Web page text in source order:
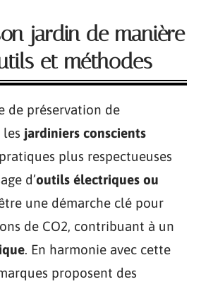
jardin de manière
et méthodes
de préservation de
les jardiniers conscients
plus respectueuses
d’outils électriques ou
être une démarche clé pour
de CO2, contribuant à un
. En harmonie avec cette
proposent des